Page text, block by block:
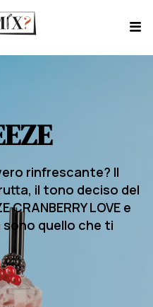
rinfrescante? Il
il tono deciso del
CRANBERRY LOVE e
sono quello che ti